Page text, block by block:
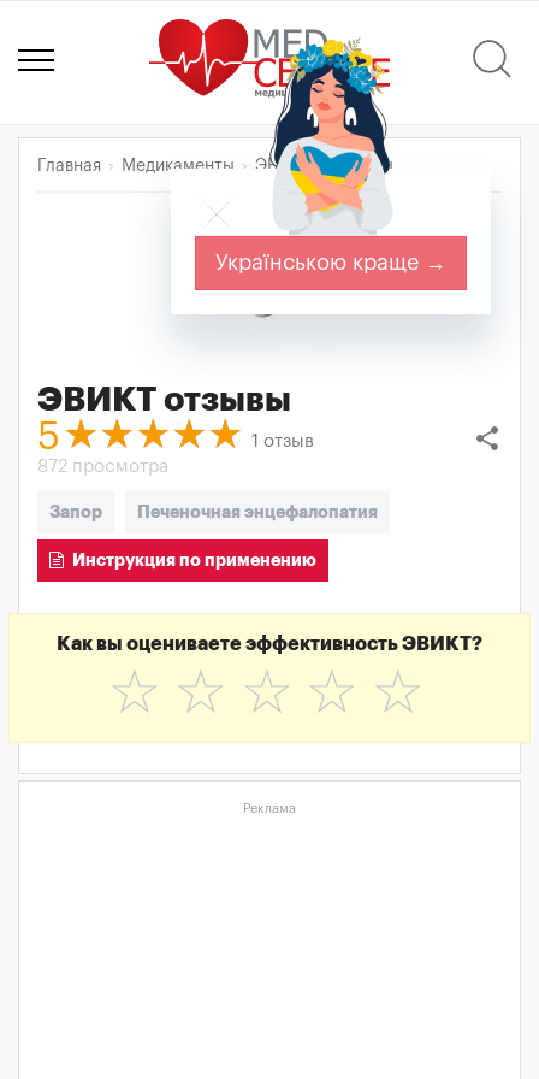
Главная Медикаменты ЭВИКТ Отзывы
ЭВИКТ отзывы
share
5 1 отзыв
872 просмотра
Запор Печеночная энцефалопатия
Инструкция по применению
Как вы оцениваете эффективность ЭВИКТ?
☆
☆
☆
☆
☆
Реклама
Українською краще →